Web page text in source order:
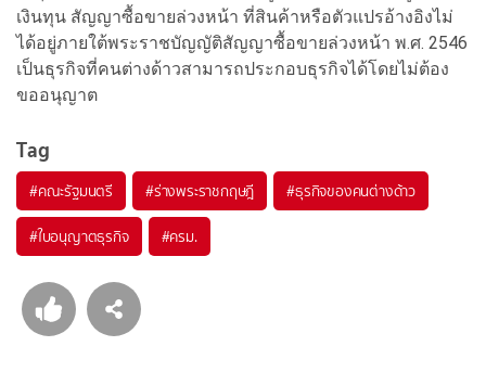
เงินทุน สัญญาซื้อขายล่วงหน้า ที่สินค้าหรือตัวแปรอ้างอิงไม่
ได้อยู่ภายใต้พระราชบัญญัติสัญญาซื้อขายล่วงหน้า พ.ศ. 2546
เป็นธุรกิจที่คนต่างด้าวสามารถประกอบธุรกิจได้โดยไม่ต้อง
ขออนุญาต
Tag
#คณะรัฐมนตรี #ร่างพระราชกฤษฎี #ธุรกิจของคนต่างด้าว
#ใบอนุญาตธุรกิจ #ครม.